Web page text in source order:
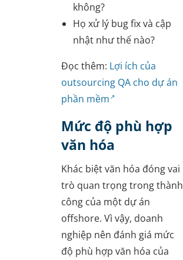
không?
Họ xử lý bug fix và cập
nhật như thế nào?
Đọc thêm: Lợi ích của
outsourcing QA cho dự án
phần mềm
Mức độ phù hợp
văn hóa
Khác biệt văn hóa đóng vai
trò quan trọng trong thành
công của một dự án
offshore. Vì vậy, doanh
nghiệp nên đánh giá mức
độ phù hợp văn hóa của